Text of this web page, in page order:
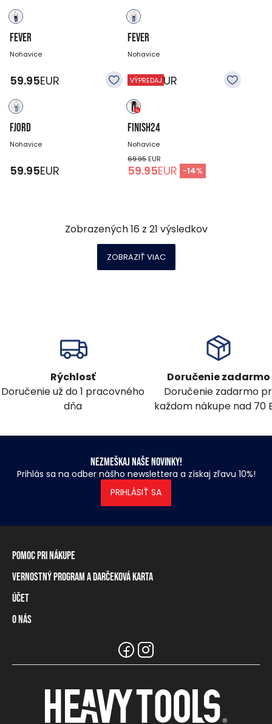
FEVER
Nohavice
59.95EUR
FEVER
Nohavice
59.95EUR
FJORD
Nohavice
59.95EUR
VÝPREDAJ
FINISH24
Nohavice
69.95EUR
59.95EUR -14%
Zobrazených16 z 21 výsledkov
ZOBRAZIŤ VIAC
Rýchlosť
Doručenie už do 1 pracovného
dňa
Doručenie zadarmo
Doručenie zadarmo
každom nákupe nad 70
Nezmeškaj naše novinky!
Prihlás sa na odber nášho newslettera a získaj zľavu 10%!
PRIHLÁSIŤ SA
Pomoc pri nákupe
Informácie o doručení
Spôsoby platby
Tabuľka rozmerov
Naše predajne a distribútori
Vernostný program a darčeková karta
Vernostný program
Darčeková karta
Účet
Prihlásenie / registrácia
O nás
Informácie pre predajcov